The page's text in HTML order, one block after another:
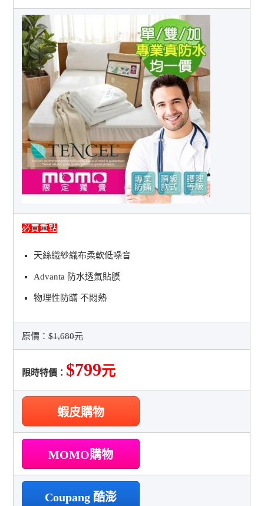
必買重點
天絲織紗織布柔軟低噪音
Advanta 防水透氣貼膜
物理性防蹣 不悶熱
原價：$1,680元
限時特價： $799元
蝦皮購物
MOMO購物
Coupang 酷澎